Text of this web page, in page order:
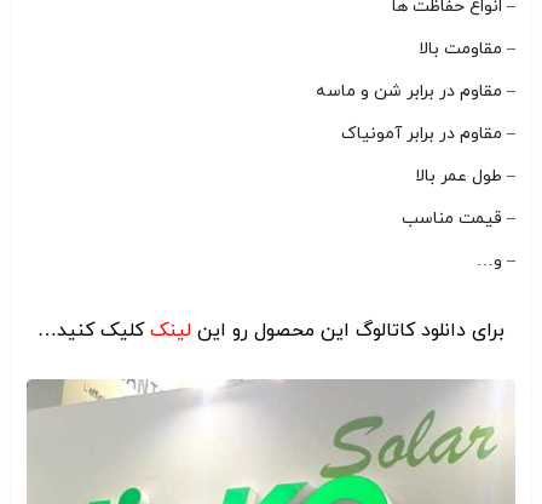
– انواع حفاظت ها
– مقاومت بالا
– مقاوم در برابر شن و ماسه
– مقاوم در برابر آمونیاک
– طول عمر بالا
– قیمت مناسب
– و…
برای دانلود کاتالوگ این محصول رو این لینککلیک کنید…